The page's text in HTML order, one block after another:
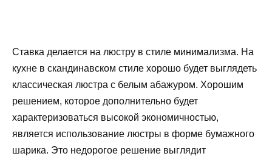
Ставка делается на люстру в стиле минимализма. На
кухне в скандинавском стиле хорошо будет выглядеть
классическая люстра с белым абажуром. Хорошим
решением, которое дополнительно будет
характеризоваться высокой экономичностью,
является использование люстры в форме бумажного
шарика. Это недорогое решение выглядит